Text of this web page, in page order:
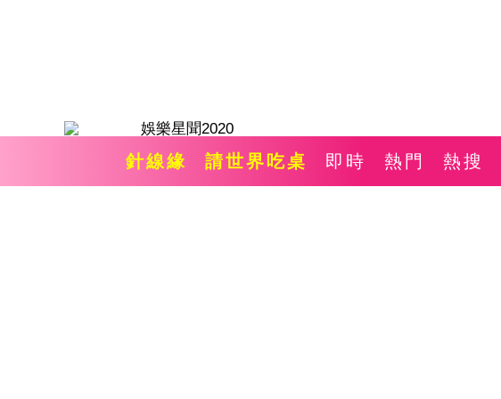
針線緣 請世界吃桌 即時 熱門 熱搜